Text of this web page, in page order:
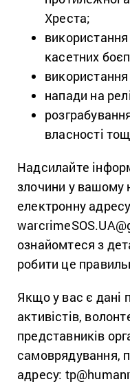
Хреста;
касетних
напади на
власності
Надсилайте
злочини у вашому
електронну адресу
ознайомтеся з
робити це
Якщо у вас є дані
активістів,
представників
самоврядування,
адресу: